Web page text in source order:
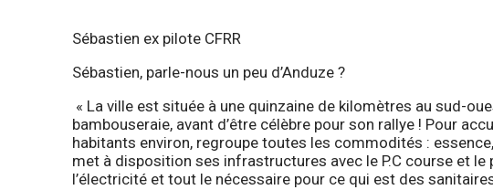
Sébastien ex pilote CFRR
Sébastien, parle-nous un peu d’Anduze ?
« La ville est située à une quinzaine de kilomètres au sud-
bambouseraie, avant d’être célèbre pour son rallye ! Pour
habitants environ, regroupe toutes les commodités :
met à disposition ses infrastructures avec le P.C course et
l’électricité et tout le nécessaire pour ce qui est des